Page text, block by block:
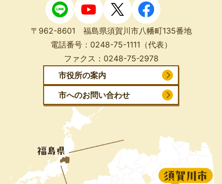
〒962-8601 福島県須賀川市八幡町135番地
電話番号： 0248-75-1111 （代表）
ファクス： 0248-75-2978
市役所の案内
市へのお問い合わせ